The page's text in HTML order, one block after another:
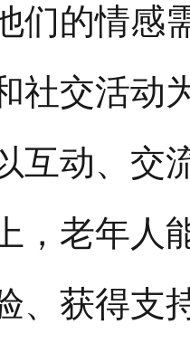
们的情感
社交活动
互动、交
，老年人
、获得支